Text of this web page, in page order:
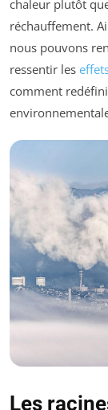
chaleur plutôt
réchauffement.
nous pouvons
ressentir les
comment
Les